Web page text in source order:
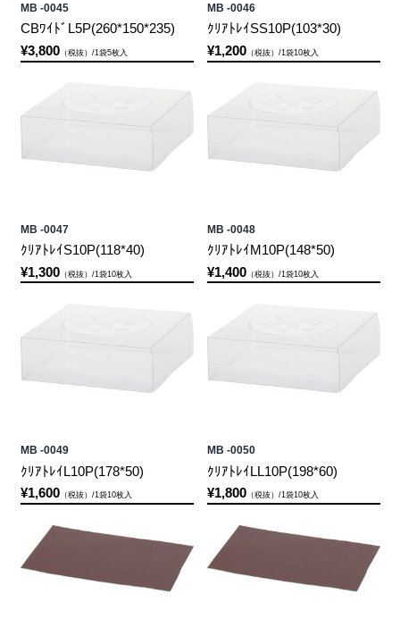
MB -0045
CBﾜｲﾄﾞL5P(260*150*235)
¥3,800（税抜）/1袋5枚入
MB -0046
ｸﾘｱﾄﾚｲSS10P(103*30)
¥1,200（税抜）/1袋10枚入
MB -0047
ｸﾘｱﾄﾚｲS10P(118*40)
¥1,300（税抜）/1袋10枚入
MB -0048
ｸﾘｱﾄﾚｲM10P(148*50)
¥1,400（税抜）/1袋10枚入
MB -0049
ｸﾘｱﾄﾚｲL10P(178*50)
¥1,600（税抜）/1袋10枚入
MB -0050
ｸﾘｱﾄﾚｲLL10P(198*60)
¥1,800（税抜）/1袋10枚入